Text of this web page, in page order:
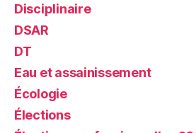
Disciplinaire
DSAR
DT
Eau et assainissement
Écologie
Élections